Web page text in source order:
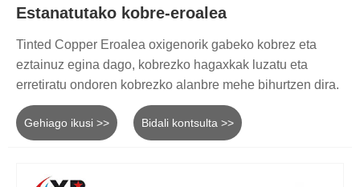
Estanatutako kobre-eroalea
Tinted Copper Eroalea oxigenorik gabeko kobrez eta
eztainuz egina dago, kobrezko hagaxkak luzatu eta
erretiratu ondoren kobrezko alanbre mehe bihurtzen dira.
Gehiago ikusi >> Bidali kontsulta >>